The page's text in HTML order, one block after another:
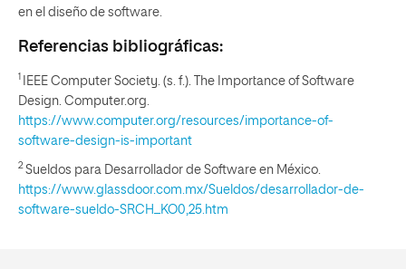
en el diseño de software.
Referencias bibliográficas:
1
IEEE Computer Society. (s. f.). The Importance of Software
Design. Computer.org.
https://www.computer.org/resources/importance-of-
software-design-is-important
2Sueldos para Desarrollador de Software en México.
https://www.glassdoor.com.mx/Sueldos/desarrollador-de-
software-sueldo-SRCH_KO0,25.htm